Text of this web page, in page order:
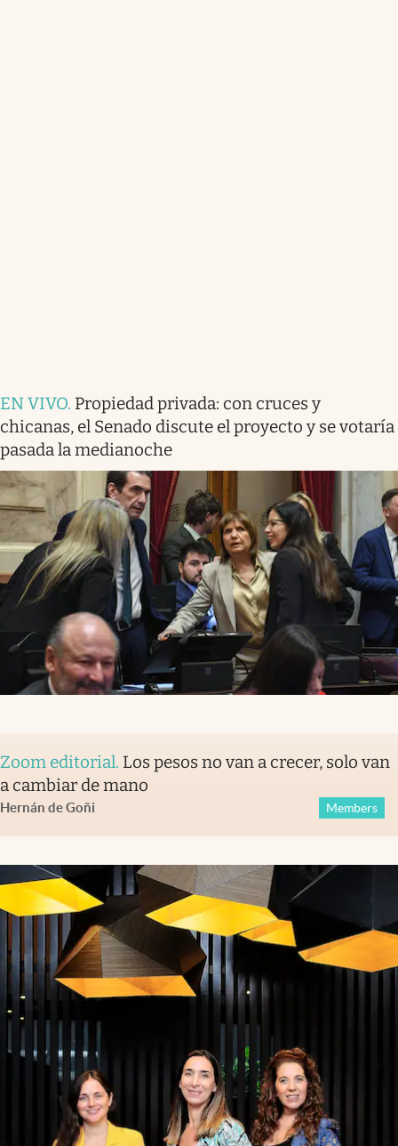
EN VIVO. Propiedad privada: con cruces y
chicanas, el Senado discute el proyecto y se votaría
pasada la medianoche
Zoom editorial. Los pesos no van a crecer, solo van
a cambiar de mano
Hernán de Goñi Members